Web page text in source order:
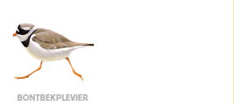
BONTBEKPLEVIER